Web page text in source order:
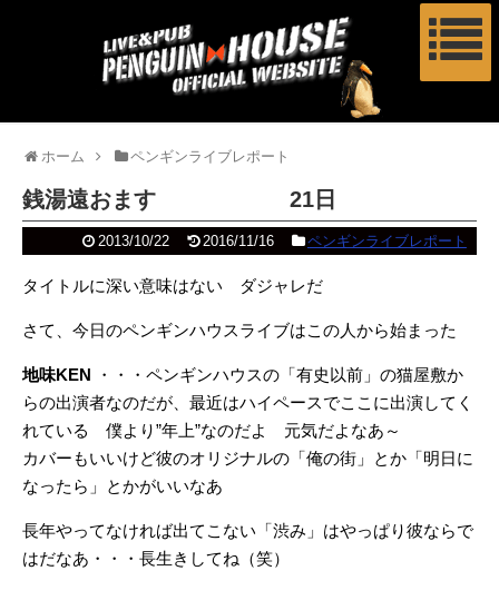
ホーム ペンギンライブレポート
銭湯遠おます 21日
2013/10/22 2016/11/16 ペンギンライブレポート
タイトルに深い意味はない ダジャレだ
さて、今日のペンギンハウスライブはこの人から始まった
地味KEN ・・・ペンギンハウスの「有史以前」の猫屋敷か
らの出演者なのだが、最近はハイペースでここに出演してく
れている 僕より”年上”なのだよ 元気だよなあ～
カバーもいいけど彼のオリジナルの「俺の街」とか「明日に
なったら」とかがいいなあ
長年やってなければ出てこない「渋み」はやっぱり彼ならで
はだなあ・・・長生きしてね（笑）